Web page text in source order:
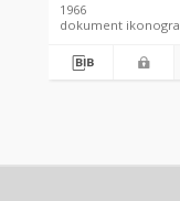
widokiem na
zachodnią i
1966
dokument